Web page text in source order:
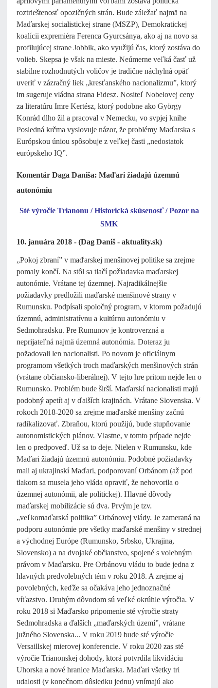
roztrieštenosť opozičných strán. Bude záležať najmä na
Maďarskej socialistickej strane (MSZP), Demokratickej
koalícii expremiéra Ferenca Gyurcsánya, ako aj na novo sa
profilujúcej strane Jobbik, ako využijú čas, ktorý zostáva do
volieb. Skepsa je však na mieste. Neúmerne veľká časť už
stabilne rozhodnutých voličov je tradične náchylná opäť
uveriť v zázračný liek „kresťanského nacionalizmu”, ktorý
im sugeruje vládna strana Fidesz. Nositeľ Nobelovej ceny
za literatúru Imre Kertész, ktorý podobne ako György
Konrád dlho žil a pracoval v Nemecku, vo svpjej knihe
Posledná krčma vyslovuje názor, že problémy Maďarska s
Európskou úniou spôsobuje z veľkej časti „nedostatok
európskeho IQ”.
Komentár Daga Daniša: Maďari žiadajú územnú
autonómiu
Sté výročie Trianonu / Historická skúsenosť / Pozor na
SMK
10. januára 2018 - (Dag Daniš - aktuality.sk)
„Pokoj zbraní” v maďarskej menšinovej politike sa zrejme
pomaly končí. Na stôl sa tlačí požiadavka maďarskej
autonómie. Vrátane tej územnej. Najradikálnejšie
požiadavky predložili maďarské menšinové strany v
Rumunsku. Podpísali spoločný program, v ktorom požadujú
územnú, administratívnu a kultúrnu autonómiu v
Sedmohradsku. Pre Rumunov je kontroverzná a
neprijateľná najmä územná autonómia. Doteraz ju
požadovali len nacionalisti. Po novom je oficiálnym
programom všetkých troch maďarských menšinových strán
(vrátane občiansko-liberálnej). V tejto hre pritom nejde len o
Rumunsko. Problém bude širší. Maďarskí nacionalisti majú
podobný apetít aj v ďalších krajinách. Vrátane Slovenska. V
rokoch 2018-2020 sa zrejme maďarské menšiny začnú
radikalizovať. Zbraňou, ktorú použijú, bude stupňovanie
autonomistických plánov. Vlastne, v tomto prípade nejde
len o predpoveď. Už sa to deje. Nielen v Rumunsku, kde
Maďari žiadajú územnú autonómiu. Podobné požiadavky
mali aj ukrajinskí Maďari, podporovaní Orbánom (až pod
tlakom sa musela jeho vláda opraviť, že nehovorila o
územnej autonómii, ale politickej). Hlavné dôvody
maďarskej mobilizácie sú dva. Prvým je tzv.
„veľkomaďarská politika” Orbánovej vlády. Je zameraná na
podporu autonómie pre všetky maďarské menšiny v strednej
a východnej Európe (Rumunsko, Srbsko, Ukrajina,
Slovensko) a na dvojaké občianstvo, spojené s volebným
právom v Maďarsku. Pre Orbánovu vládu to bude jedna z
hlavných predvolebných tém v roku 2018. A zrejme aj
povolebných, keďže sa očakáva jeho jednoznačné
víťazstvo. Druhým dôvodom sú veľké okrúhle výročia. V
roku 2018 si Maďarsko pripomenie sté výročie straty
Sedmohradska a ďalších „maďarských území”, vrátane
južného Slovenska... V roku 2019 bude sté výročie
Versaillskej mierovej konferencie. V roku 2020 zas sté
výročie Trianonskej dohody, ktorá potvrdila likvidáciu
Uhorska a nové hranice Maďarska. Maďari všetky tri
udalosti (v konečnom dôsledku jednu) vnímajú ako